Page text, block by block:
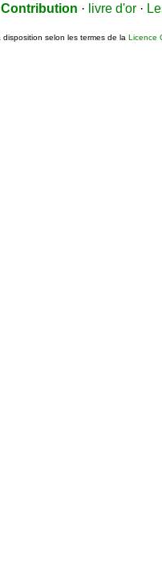
Contribution · livre d'or ·
selon les termes de la Licence